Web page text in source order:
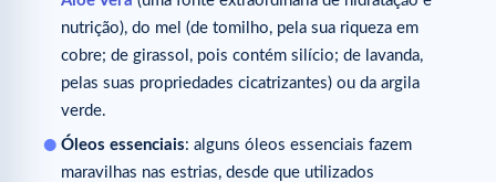
nutrição), do mel (de tomilho, pela sua riqueza em
cobre; de girassol, pois contém silício; de lavanda,
pelas suas propriedades cicatrizantes) ou da argila
verde.
Óleos essenciais: alguns óleos essenciais fazem
maravilhas nas estrias, desde que utilizados